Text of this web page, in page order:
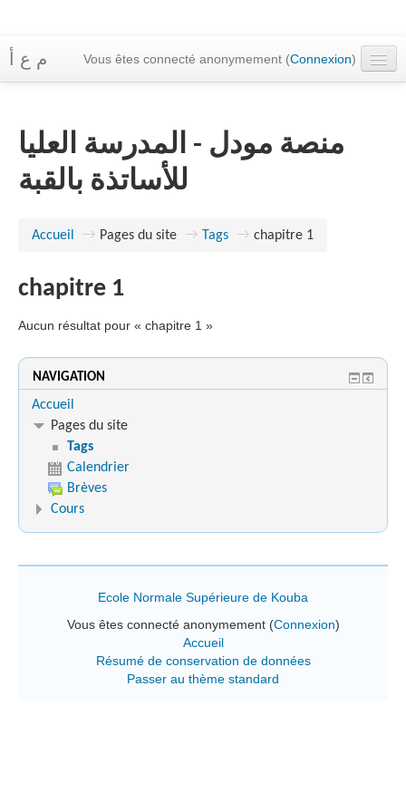
م ع أ Vous êtes connecté anonymement (Connexion)
Cours
Messagerie
منصة مودل - المدرسة العليا
للأساتذة بالقبة
Accueil → Pages du site → Tags → chapitre 1
chapitre 1
Aucun résultat pour « chapitre 1 »
NAVIGATION
Accueil
Pages du site
Tags
Calendrier
Brèves
Cours
Ecole Normale Supérieure de Kouba
Vous êtes connecté anonymement (Connexion)
Accueil
Résumé de conservation de données
Passer au thème standard